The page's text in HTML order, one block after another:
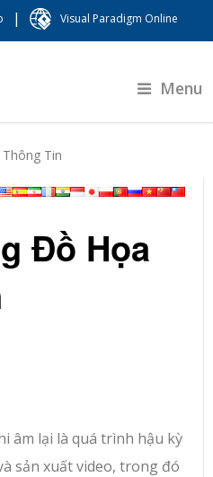
| Visual Paradigm Online
Menu
Tin
Đồ Họa
âm lại là quá trình hậu kỳ
sản xuất video, trong đó